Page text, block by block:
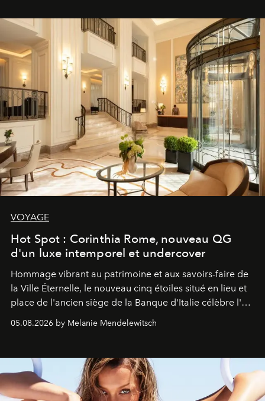
VOYAGE
Hot Spot : Corinthia Rome, nouveau QG
d'un luxe intemporel et undercover
Hommage vibrant au patrimoine et aux savoirs-faire de
la Ville Éternelle, le nouveau cinq étoiles situé en lieu et
place de l'ancien siège de la Banque d'Italie célèbre l'art
05.08.2026 by Melanie Mendelewitsch